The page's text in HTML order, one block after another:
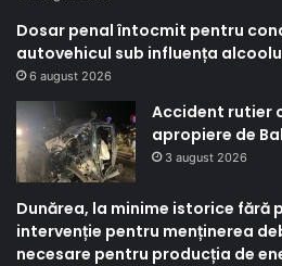
Dosar penal întocmit pentru
autovehicul sub influența
6 august 2026
Accident rutier
apropiere de
3 august 2026
Dunărea, la minime istorice fără
intervenție pentru menținerea
necesare pentru producția de